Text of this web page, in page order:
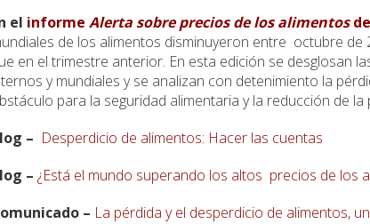
el informe Alerta sobre precios de los alimentos
de los alimentos disminuyeron entre octubre
en el trimestre anterior. En esta edición se desglosan
y mundiales y se analizan con detenimiento la
para la seguridad alimentaria y la reducción de la
– Desperdicio de alimentos: Hacer las cuentas
– ¿Está el mundo superando los altos precios de los
– La pérdida y el desperdicio de alimentos,